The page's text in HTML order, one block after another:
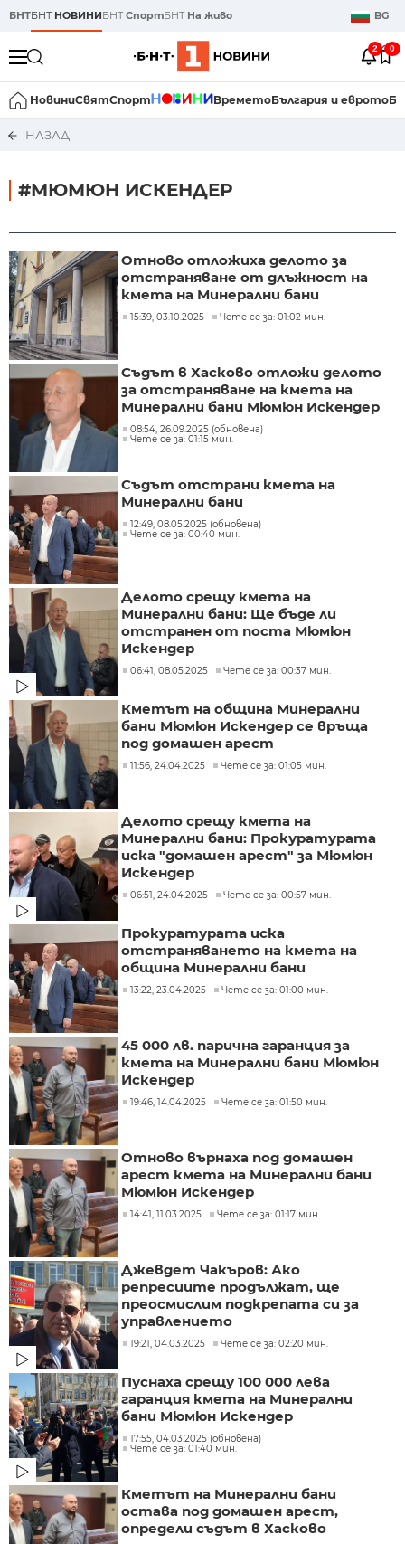
БНТБНТ НОВИНИБНТСпортБНТ На живо BG
2 0
НовиниСвятСпорт ВреметоБългария и еврото
НАЗАД
#МЮМЮН ИСКЕНДЕР
Отново отложиха делото за
отстраняване от длъжност на
кмета на Минерални бани
15:39, 03.10.2025 Чете се за: 01:02 мин.
Съдът в Хасково отложи делото
за отстраняване на кмета на
Минерални бани Мюмюн Искендер
08:54, 26.09.2025 (обновена)
Чете се за: 01:15 мин.
Съдът отстрани кмета на
Минерални бани
12:49, 08.05.2025 (обновена)
Чете се за: 00:40 мин.
Делото срещу кмета на
Минерални бани: Ще бъде ли
отстранен от поста Мюмюн
Искендер
06:41, 08.05.2025 Чете се за: 00:37 мин.
Кметът на община Минерални
бани Мюмюн Искендер се връща
под домашен арест
11:56, 24.04.2025 Чете се за: 01:05 мин.
Делото срещу кмета на
Минерални бани: Прокуратурата
иска "домашен арест" за Мюмюн
Искендер
06:51, 24.04.2025 Чете се за: 00:57 мин.
Прокуратурата иска
отстраняването на кмета на
община Минерални бани
13:22, 23.04.2025 Чете се за: 01:00 мин.
45 000 лв. парична гаранция за
кмета на Минерални бани Мюмюн
Искендер
19:46, 14.04.2025 Чете се за: 01:50 мин.
Отново върнаха под домашен
арест кмета на Минерални бани
Мюмюн Искендер
14:41, 11.03.2025 Чете се за: 01:17 мин.
Джевдет Чакъров: Ако
репресиите продължат, ще
преосмислим подкрепата си за
управлението
19:21, 04.03.2025 Чете се за: 02:20 мин.
Пуснаха срещу 100 000 лева
гаранция кмета на Минерални
бани Мюмюн Искендер
17:55, 04.03.2025 (обновена)
Чете се за: 01:40 мин.
Кметът на Минерални бани
остава под домашен арест,
определи съдът в Хасково